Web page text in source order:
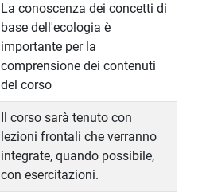
La conoscenza dei concetti di
base dell'ecologia è
importante per la
comprensione dei contenuti
del corso
Il corso sarà tenuto con
lezioni frontali che verranno
integrate, quando possibile,
con esercitazioni.